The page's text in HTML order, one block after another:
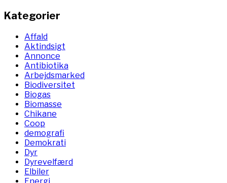
Kategorier
Affald
Aktindsigt
Annonce
Antibiotika
Arbejdsmarked
Biodiversitet
Biogas
Biomasse
Chikane
Coop
demografi
Demokrati
Dyr
Dyrevelfærd
Elbiler